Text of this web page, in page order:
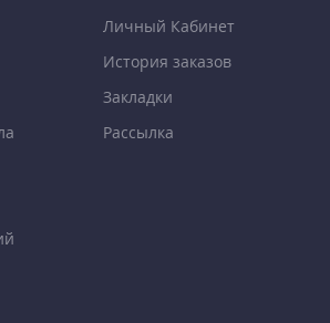
Личный Кабинет
История заказов
Закладки
Рассылка